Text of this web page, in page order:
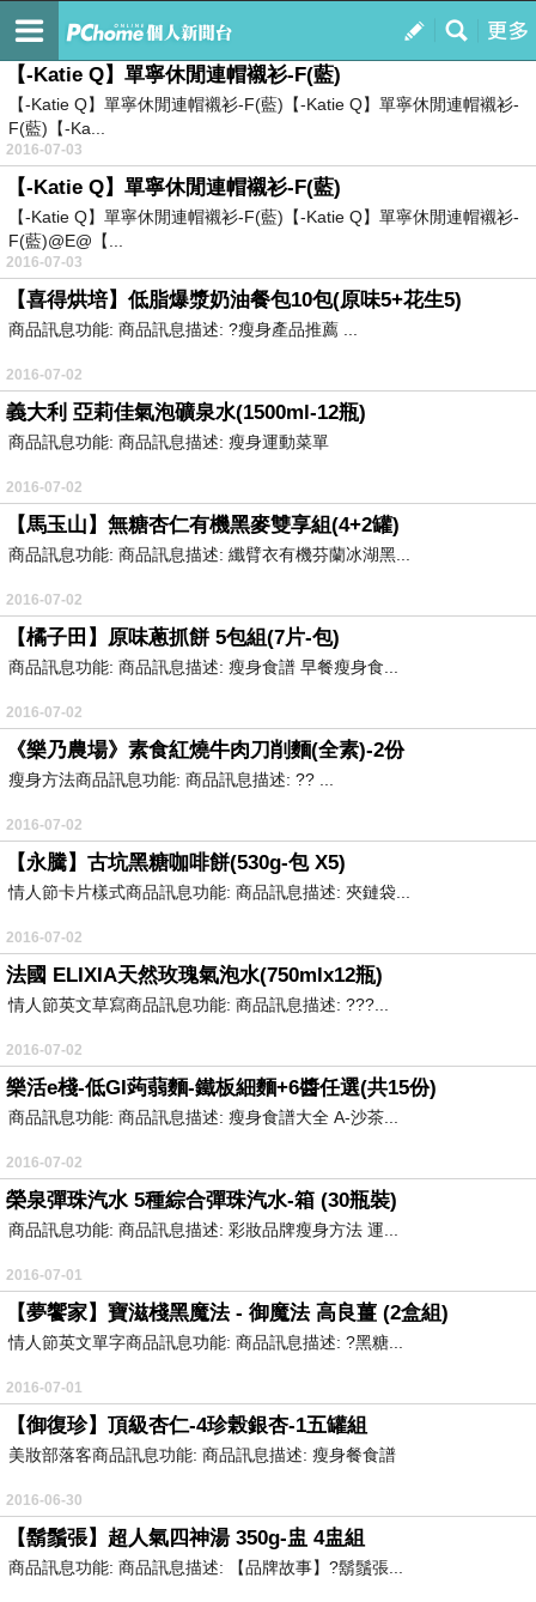
我的
訂閱
pchome 雜
【-Katie Q】單寧休閒連帽襯衫-F(藍)
【-Katie Q】單寧休閒連帽襯衫-F(藍)【-Katie Q】單寧休閒連帽襯衫-
F(藍)【-Ka...
2016-07-03
【-Katie Q】單寧休閒連帽襯衫-F(藍)
【-Katie Q】單寧休閒連帽襯衫-F(藍)【-Katie Q】單寧休閒連帽襯衫-
F(藍)@E@【...
2016-07-03
【喜得烘培】低脂爆漿奶油餐包10包(原味5+花生5)
商品訊息功能: 商品訊息描述: ?瘦身產品推薦 ...
2016-07-02
義大利 亞莉佳氣泡礦泉水(1500ml-12瓶)
商品訊息功能: 商品訊息描述: 瘦身運動菜單
2016-07-02
【馬玉山】無糖杏仁有機黑麥雙享組(4+2罐)
商品訊息功能: 商品訊息描述: 纖臂衣有機芬蘭冰湖黑...
2016-07-02
【橘子田】原味蔥抓餅 5包組(7片-包)
商品訊息功能: 商品訊息描述: 瘦身食譜 早餐瘦身食...
2016-07-02
《樂乃農場》素食紅燒牛肉刀削麵(全素)-2份
瘦身方法商品訊息功能: 商品訊息描述: ?? ...
2016-07-02
【永騰】古坑黑糖咖啡餅(530g-包 X5)
情人節卡片樣式商品訊息功能: 商品訊息描述: 夾鏈袋...
2016-07-02
法國 ELIXIA天然玫瑰氣泡水(750mlx12瓶)
情人節英文草寫商品訊息功能: 商品訊息描述: ???...
2016-07-02
樂活e棧-低GI蒟蒻麵-鐵板細麵+6醬任選(共15份)
商品訊息功能: 商品訊息描述: 瘦身食譜大全 A-沙茶...
2016-07-02
榮泉彈珠汽水 5種綜合彈珠汽水-箱 (30瓶裝)
商品訊息功能: 商品訊息描述: 彩妝品牌瘦身方法 運...
2016-07-01
【夢饗家】寶滋棧黑魔法 - 御魔法 高良薑 (2盒組)
情人節英文單字商品訊息功能: 商品訊息描述: ?黑糖...
2016-07-01
【御復珍】頂級杏仁-4珍榖銀杏-1五罐組
美妝部落客商品訊息功能: 商品訊息描述: 瘦身餐食譜
2016-06-30
【鬍鬚張】超人氣四神湯 350g-盅 4盅組
商品訊息功能: 商品訊息描述: 【品牌故事】?鬍鬚張...